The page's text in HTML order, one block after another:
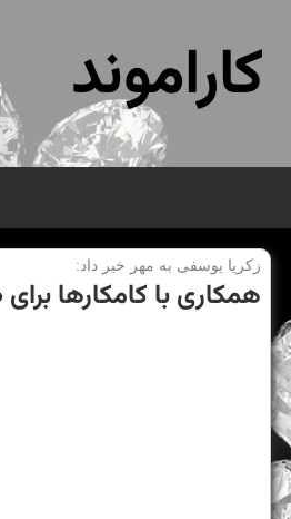
کاراموند
زكریا یوسفی به مهر خبر داد:
همكاری با كامكارها